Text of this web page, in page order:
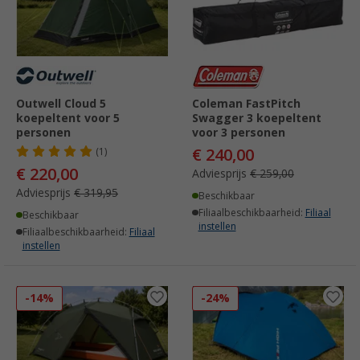
Outwell Cloud 5
koepeltent voor 5
personen
(1)
€ 220,00
Adviesprijs € 319,95
Beschikbaar
Filiaalbeschikbaarheid: Filiaal
instellen
Coleman FastPitch
Swagger 3 koepeltent
voor 3 personen
€ 240,00
Adviesprijs € 259,00
Beschikbaar
Filiaalbeschikbaarheid: Filiaal
instellen
-14% -24%